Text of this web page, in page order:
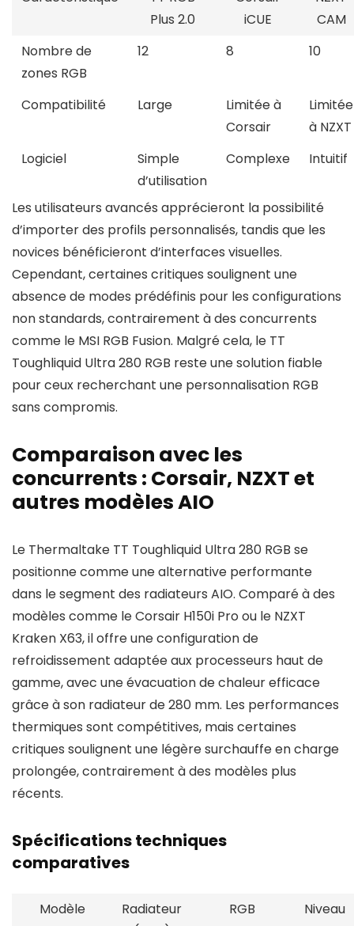
Plus 2.0
iCUE
CAM
Nombre de
zones RGB
12 8 10
Compatibilité Large
Limitée à
Corsair
Limitée
à NZXT
Logiciel
Simple
d’utilisation
Complexe Intuitif
Les utilisateurs avancés apprécieront la possibilité
d’importer des profils personnalisés, tandis que les
novices bénéficieront d’interfaces visuelles.
Cependant, certaines critiques soulignent une
absence de modes prédéfinis pour les configurations
non standards, contrairement à des concurrents
comme le MSI RGB Fusion. Malgré cela, le TT
Toughliquid Ultra 280 RGB reste une solution fiable
pour ceux recherchant une personnalisation RGB
sans compromis.
Comparaison avec les
concurrents : Corsair, NZXT et
autres modèles AIO
Le Thermaltake TT Toughliquid Ultra 280 RGB se
positionne comme une alternative performante
dans le segment des radiateurs AIO. Comparé à des
modèles comme le Corsair H150i Pro ou le NZXT
Kraken X63, il offre une configuration de
refroidissement adaptée aux processeurs haut de
gamme, avec une évacuation de chaleur efficace
grâce à son radiateur de 280 mm. Les performances
thermiques sont compétitives, mais certaines
critiques soulignent une légère surchauffe en charge
prolongée, contrairement à des modèles plus
récents.
Spécifications techniques
comparatives
Modèle
Radiateur
RGB
Niveau